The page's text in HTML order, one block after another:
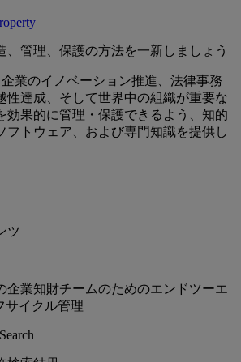
、管理、保護の方法を一新しましょう
企業のイノベーション推進、法律事務
性達成、そして世界中の組織が重要な
効果的に管理・保護できるよう、知的
フトウェア、および専門知識を提供し
ツ
企業知財チームのためのエンドツーエ
サイクル管理